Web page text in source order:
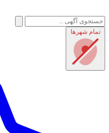
راهنمای استفاده
تمام شهر‌ها